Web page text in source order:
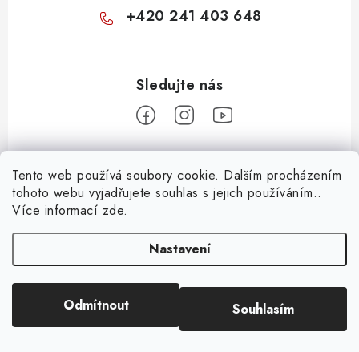
Tento web používá soubory cookie. Dalším procházením
tohoto webu vyjadřujete souhlas s jejich používáním..
Více informací zde.
Nastavení
Odmítnout Souhlasím
+420 241 403 648
Z
Informace pro vás
KONTAKTY
BLOG
Vytvořil Shoptet
Copyright 2026Huml Music . Všechna práva vyhrazena.